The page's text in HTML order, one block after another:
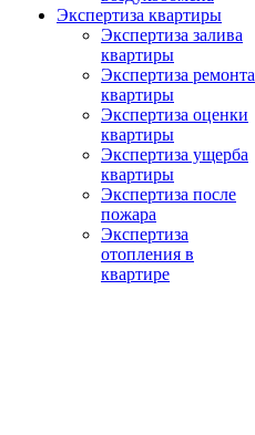
Экспертиза квартиры
Экспертиза залива
квартиры
Экспертиза ремонта
квартиры
Экспертиза оценки
квартиры
Экспертиза ущерба
квартиры
Экспертиза после
пожара
Экспертиза
отопления в
квартире